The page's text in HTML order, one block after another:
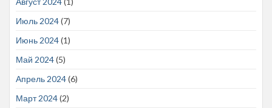
Июль 2024(7)
Июнь 2024(1)
Май 2024(5)
Апрель 2024(6)
Март 2024(2)